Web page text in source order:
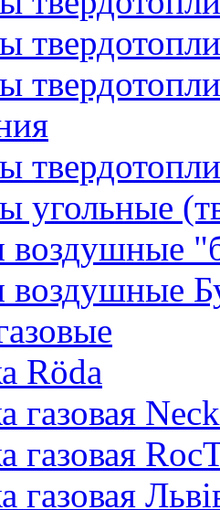
угольные
воздушные
воздушные
Rӧda
газовая
газовая
газовая